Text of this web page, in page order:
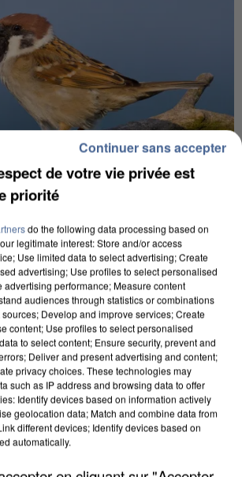
CES CANICULES, LES REFUGES
SONT...
de votre vie privée est
priorité
do the following data processing based on
legitimate interest: Store and/or access
Use limited data to select advertising; Create
advertising; Use profiles to select personalised
advertising performance; Measure content
audiences through statistics or combinations
Develop and improve services; Create
content; Use profiles to select personalised
to select content; Ensure security, prevent and
Deliver and present advertising and content;
privacy choices. These technologies may
such as IP address and browsing data to offer
Identify devices based on information actively
geolocation data; Match and combine data from
different devices; Identify devices based on
automatically.
Continuer sans accepter